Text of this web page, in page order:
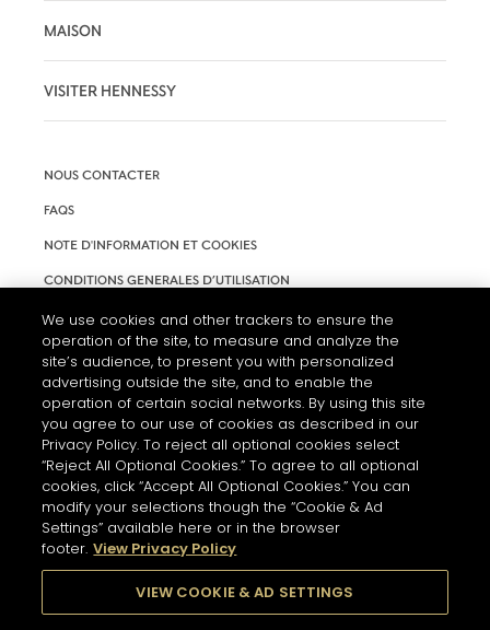
MAISON
VISITER HENNESSY
NOUS CONTACTER
FAQS
NOTE D'INFORMATION ET COOKIES
CONDITIONS GENERALES D’UTILISATION
ACCESSIBILITÉ
PARAMÈTRES DES COOKIES
We use cookies and other trackers to ensure the
operation of the site, to measure and analyze the
site’s audience, to present you with personalized
advertising outside the site, and to enable the
operation of certain social networks. By using this site
you agree to our use of cookies as described in our
Privacy Policy. To reject all optional cookies select
“Reject All Optional Cookies.” To agree to all optional
cookies, click “Accept All Optional Cookies.” You can
modify your selections though the “Cookie & Ad
Settings” available here or in the browser
footer. View Privacy Policy
VIEW COOKIE & AD SETTINGS